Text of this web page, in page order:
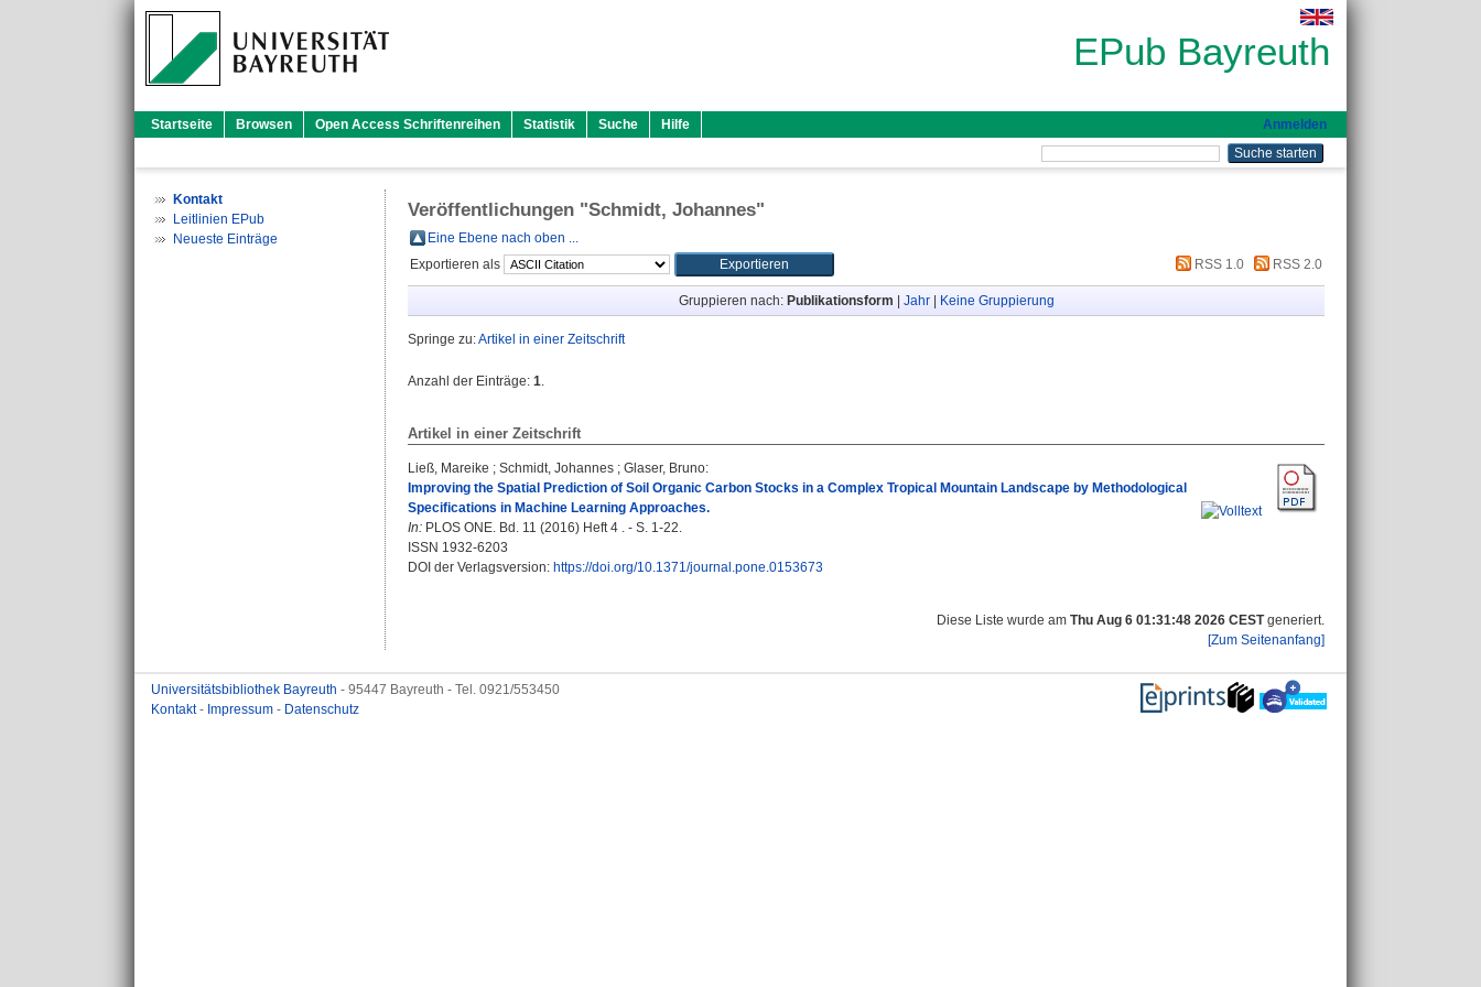
EPub Bayreuth
Startseite Browsen Open Access Schriftenreihen Statistik Suche Hilfe Anmelden
Kontakt
Leitlinien EPub
Neueste Einträge
Veröffentlichungen "Schmidt, Johannes"
Eine Ebene nach oben ...
Exportieren als
RSS 1.0 RSS 2.0
Gruppieren nach: Publikationsform Jahr| Keine Gruppierung
Springe zu:Artikel in einer Zeitschrift
Anzahl der Einträge: 1.
Artikel in einer Zeitschrift
Ließ, Mareike ; Schmidt, Johannes ; Glaser, Bruno:
Improving the Spatial Prediction of Soil Organic Carbon Stocks in a Complex Tropical Mountain Landscape by Methodological
Specifications in Machine Learning Approaches.
In: PLOS ONE. Bd. 11 (2016) Heft 4 . - S. 1-22.
ISSN 1932-6203
DOI der Verlagsversion: https://doi.org/10.1371/journal.pone.0153673
Diese Liste wurde am Thu Aug 6 01:31:48 2026 CESTgeneriert.
[Zum Seitenanfang]
Universitätsbibliothek Bayreuth - 95447 Bayreuth - Tel. 0921/553450
Kontakt- Impressum - Datenschutz